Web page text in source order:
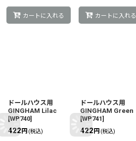
カートに入れる カートに入れる
ドールハウス用
GINGHAM Lilac
[WP740]
422 円 (税込)
ドールハウス用
GINGHAM Green
[WP741]
422 円 (税込)